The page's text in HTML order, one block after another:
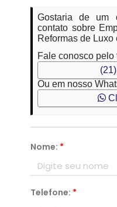
Gostaria de um
contato sobre
Reformas de Luxo
Fale conosco pelo
Ou em nosso
Nome: *
Telefone: *